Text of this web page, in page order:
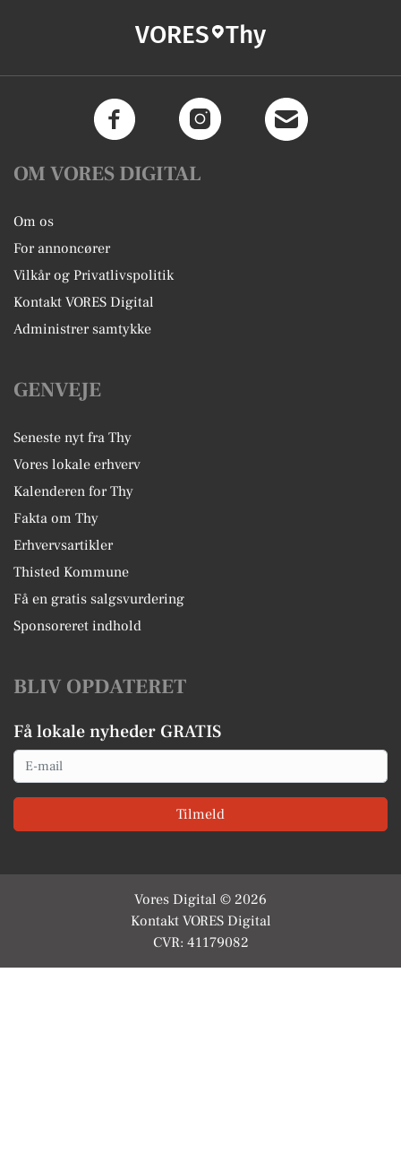
VORES Thy
OM VORES DIGITAL
Om os
For annoncører
Vilkår og Privatlivspolitik
Kontakt VORES Digital
Administrer samtykke
GENVEJE
Seneste nyt fra Thy
Vores lokale erhverv
Kalenderen for Thy
Fakta om Thy
Erhvervsartikler
Thisted Kommune
Få en gratis salgsvurdering
Sponsoreret indhold
BLIV OPDATERET
Få lokale nyheder GRATIS
Email
Tilmeld
Vores Digital © 2026
Kontakt VORES Digital
CVR: 41179082